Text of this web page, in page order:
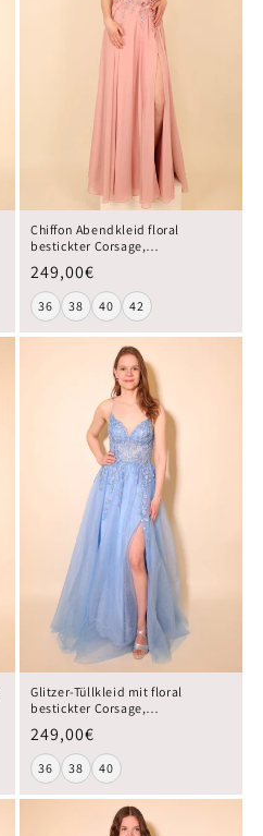
Chiffon Abendkleid floral
bestickter Corsage,
Rückenschnürung und
Beinschlitz, rosa
249,00€
36 38 40 42
Glitzer-Tüllkleid mit floral
bestickter Corsage,
Beinschlitz, hellblau
249,00€
36 38 40